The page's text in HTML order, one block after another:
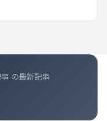
記事